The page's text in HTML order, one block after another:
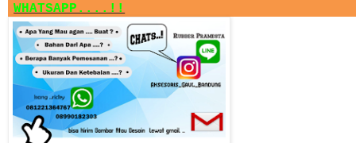
WHATSAPP....!!